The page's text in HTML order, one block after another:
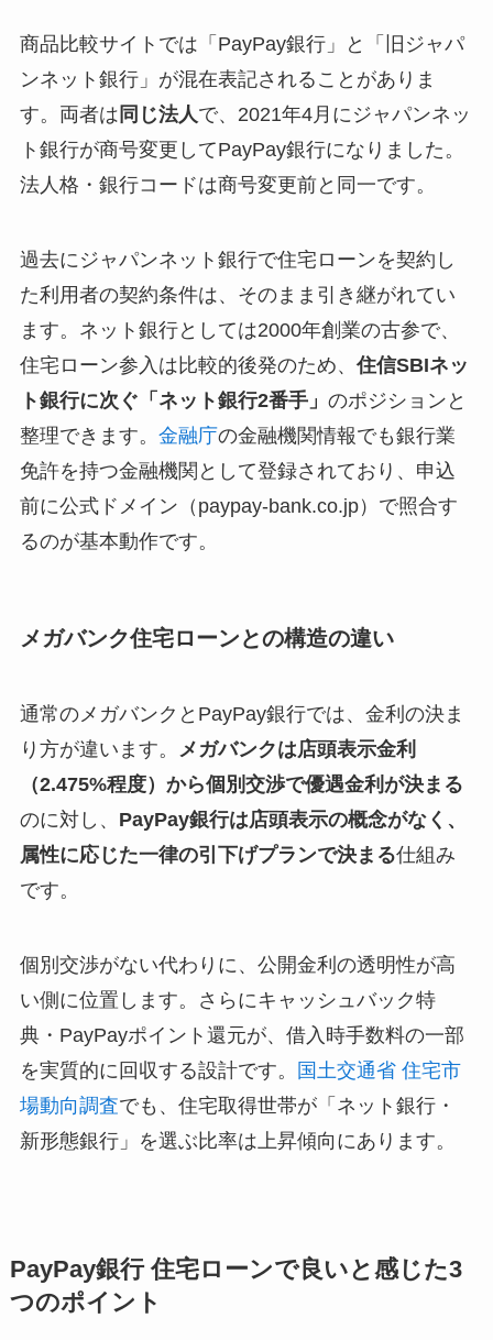
商品比較サイトでは「PayPay銀行」と「旧ジャパ
ンネット銀行」が混在表記されることがありま
す。両者は 同じ法人 で、2021年4月にジャパンネッ
ト銀行が商号変更してPayPay銀行になりました。
法人格・銀行コードは商号変更前と同一です。
過去にジャパンネット銀行で住宅ローンを契約し
た利用者の契約条件は、そのまま引き継がれてい
ます。ネット銀行としては2000年創業の古参で、
住宅ローン参入は比較的後発のため、 住信SBIネッ
ト銀行に次ぐ「ネット銀行2番手」 のポジションと
整理できます。 金融庁の金融機関情報でも銀行業
免許を持つ金融機関として登録されており、申込
前に公式ドメイン（paypay-bank.co.jp）で照合す
るのが基本動作です。
メガバンク住宅ローンとの構造の違い
通常のメガバンクとPayPay銀行では、金利の決ま
り方が違います。 メガバンクは店頭表示金利
（2.475%程度）から個別交渉で優遇金利が決まる
のに対し、 PayPay銀行は店頭表示の概念がなく、
属性に応じた一律の引下げプランで決まる仕組み
です。
個別交渉がない代わりに、公開金利の透明性が高
い側に位置します。さらにキャッシュバック特
典・PayPayポイント還元が、借入時手数料の一部
を実質的に回収する設計です。
国土交通省 住宅市
場動向調査でも、住宅取得世帯が「ネット銀行・
新形態銀行」を選ぶ比率は上昇傾向にあります。
PayPay銀行 住宅ローンで良いと感じた3
つのポイント